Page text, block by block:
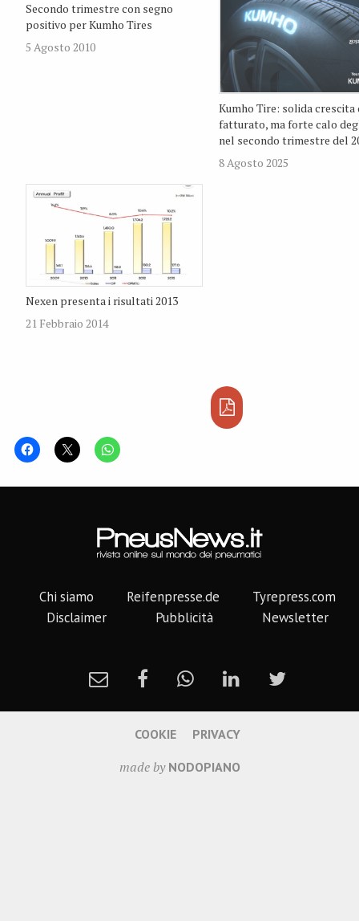
Secondo trimestre con segno
positivo per Kumho Tires
5 Agosto 2010
Kumho Tire: solida crescita
fatturato, ma forte calo
nel secondo trimestre del
8 Agosto 2025
Nexen presenta i risultati 2013
21 Febbraio 2014
Chi siamo Reifenpresse.de
Tyrepress.com
Disclaimer
Pubblicità Newsletter
made by NODOPIANO
COOKIE PRIVACY